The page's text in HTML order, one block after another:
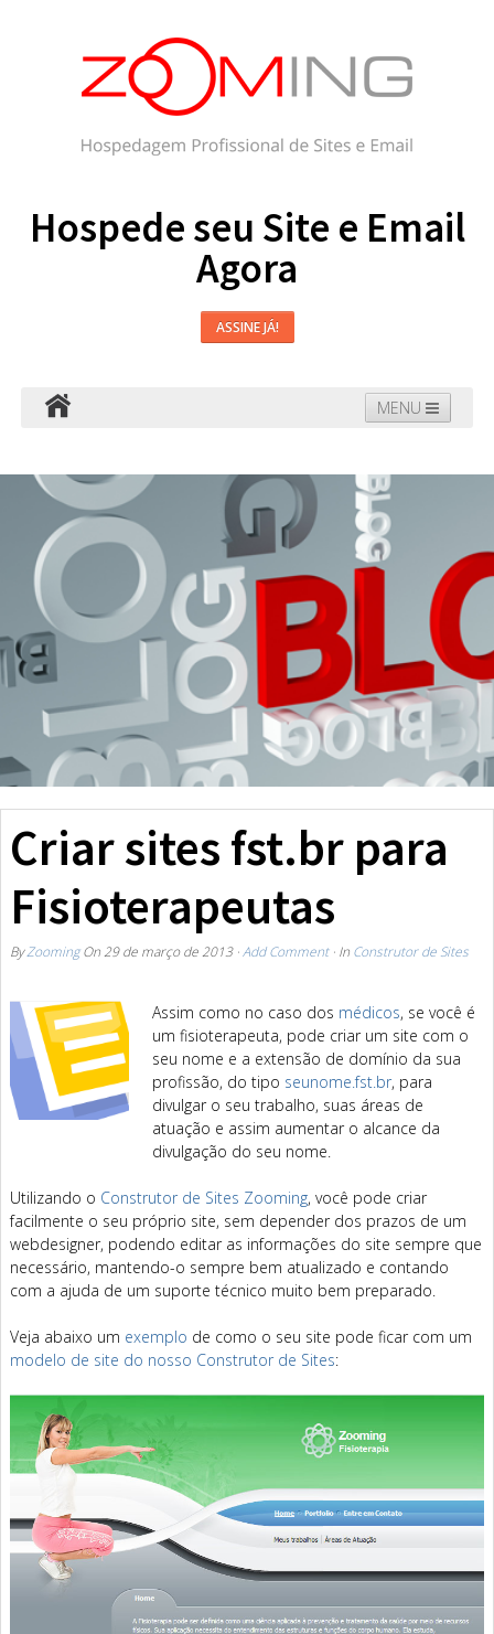
Hospede seu Site e Email
Agora
ASSINE JÁ!
MENU
Domínios Blog Suporte
Criar sites fst.br para
Fisioterapeutas
ByZoomingOn 29 de março de 2013· Add Comment· In Construtor de Sites
Assim como no caso dos médicos, se você é
um fisioterapeuta, pode criar um site com o
seu nome e a extensão de domínio da sua
profissão, do tipo seunome.fst.br, para
divulgar o seu trabalho, suas áreas de
atuação e assim aumentar o alcance da
divulgação do seu nome.
Utilizando o Construtor de Sites Zooming, você pode criar
facilmente o seu próprio site, sem depender dos prazos de um
webdesigner, podendo editar as informações do site sempre que
necessário, mantendo-o sempre bem atualizado e contando
com a ajuda de um suporte técnico muito bem preparado.
Veja abaixo um exemplo de como o seu site pode ficar com um
modelo de site do nosso Construtor de Sites: